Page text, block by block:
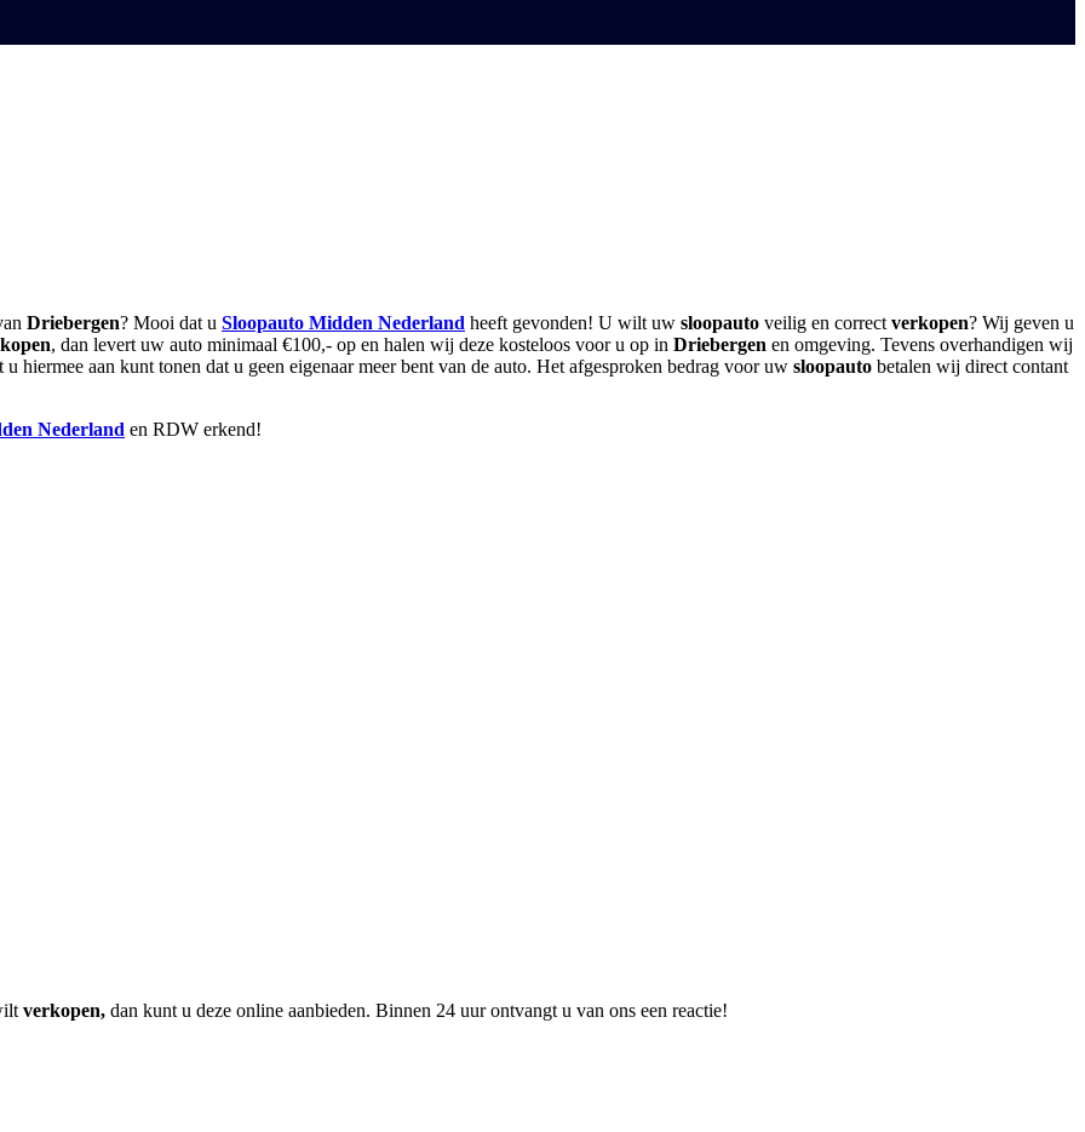
Driebergen? Mooi dat u Sloopauto Midden Nederland heeft gevonden! U wilt uw sloopauto veilig en correct verkopen? Wij geven u
, dan levert uw auto minimaal €100,- op en halen wij deze kosteloos voor u op in Driebergen en omgeving. Tevens overhandigen wij
aan kunt tonen dat u geen eigenaar meer bent van de auto. Het afgesproken bedrag voor uw sloopauto betalen wij direct contant
Nederland en RDW erkend!
verkopen, dan kunt u deze online aanbieden. Binnen 24 uur ontvangt u van ons een reactie!